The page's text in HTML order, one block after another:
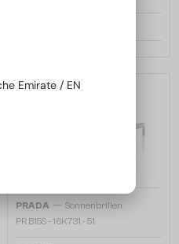
2-4 WERKTAGE
PRADA — Sonnenbrillen
PR B15S - 16K731 - 51
Emirate / EN